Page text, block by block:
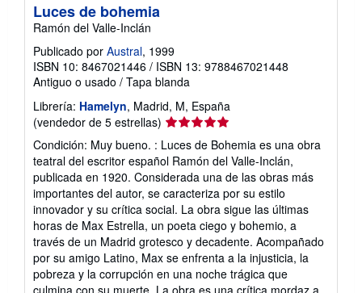
Luces de bohemia
Ramón del Valle-Inclán
Publicado por Austral, 1999
ISBN 10: 8467021446 / ISBN 13: 9788467021448
Antiguo o usado / Tapa blanda
Librería: Hamelyn, Madrid, M, España
(vendedor de 5 estrellas) Calificación
vendedor:
5
de
5
estrellas
Condición: Muy bueno. : Luces de Bohemia es una obra
teatral del escritor español Ramón del Valle-Inclán,
publicada en 1920. Considerada una de las obras más
importantes del autor, se caracteriza por su estilo
innovador y su crítica social. La obra sigue las últimas
horas de Max Estrella, un poeta ciego y bohemio, a
través de un Madrid grotesco y decadente. Acompañado
por su amigo Latino, Max se enfrenta a la injusticia, la
pobreza y la corrupción en una noche trágica que